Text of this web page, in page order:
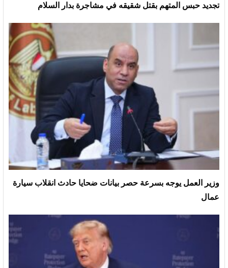
تجديد حبس المتهم بقتل شقيقه في مشاجرة بدار السلام
وزير العمل يوجه بسرعة حصر بيانات ضحايا حادث انقلاب سيارة
عمال